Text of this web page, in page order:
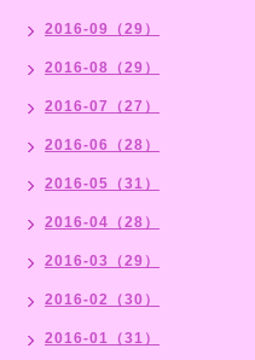
2016-09（29）
2016-08（29）
2016-07（27）
2016-06（28）
2016-05（31）
2016-04（28）
2016-03（29）
2016-02（30）
2016-01（31）